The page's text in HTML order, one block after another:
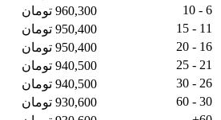
6 - 10
960,300 تومان
11 - 15
950,400 تومان
16 - 20
950,400 تومان
21 - 25
940,500 تومان
26 - 30
940,500 تومان
30 - 60
930,600 تومان